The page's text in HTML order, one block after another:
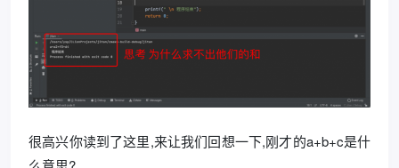
很高兴你读到了这里,来让我们回想一下,刚才的a+b+c是什